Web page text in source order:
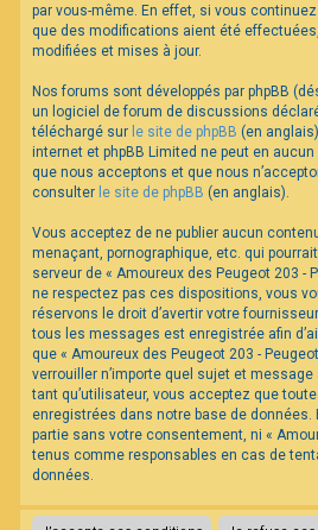
par vous-même. En effet, si vous
que des modifications aient été
modifiées et mises à jour.
Nos forums sont développés par phpBB
un logiciel de forum de discussions
téléchargé sur le site de phpBB (en
internet et phpBB Limited ne peut en
que nous acceptons et que nous
consulter le site de phpBB (en anglais).
Vous acceptez de ne publier aucun
menaçant, pornographique, etc. qui
serveur de « Amoureux des Peugeot 203 -
ne respectez pas ces dispositions, vous
réservons le droit d’avertir votre
tous les messages est enregistrée afin
que « Amoureux des Peugeot 203 -
verrouiller n’importe quel sujet et
tant qu’utilisateur, vous acceptez que
enregistrées dans notre base de
partie sans votre consentement, ni «
tenus comme responsables en cas de
données.